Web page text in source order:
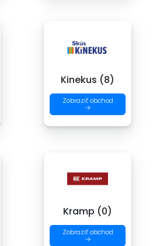
Kinekus (8)
Zobraziť obchod
→
Kramp (0)
Zobraziť obchod
→